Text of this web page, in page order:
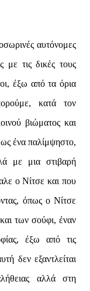
αυτόνομες
με τις δικές τους
έξω από τα όρια
κατά τον
βιώματος και
ένα παλίμψηστο,
με μια στιβαρή
ο Νίτσε και που
όπως ο Νίτσε
των σούφι, έναν
έξω από τις
δεν εξαντλείται
αλλά στη